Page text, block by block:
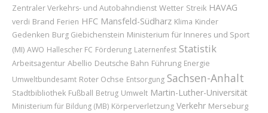
Zentraler Verkehrs- und Autobahndienst Wetter Streik HAVAG
verdi Brand Ferien HFC Mansfeld-Südharz Klima Kinder
Gedenken Burg Giebichenstein Ministerium für Inneres und Sport
(MI) AWO Hallescher FC Förderung Laternenfest Statistik
Arbeitsagentur Abellio Deutsche Bahn Führung Energie
Umweltbundesamt Roter Ochse Entsorgung Sachsen-Anhalt
Stadtbibliothek Fußball Betrug Umwelt Martin-Luther-Universität
Ministerium für Bildung (MB) Körperverletzung Verkehr Merseburg